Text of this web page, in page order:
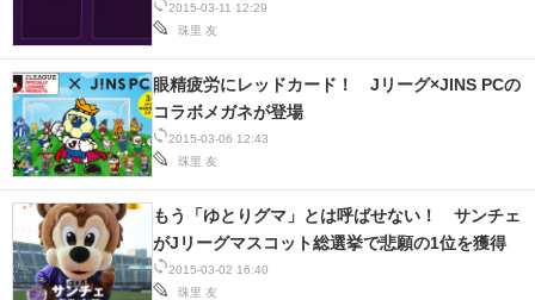
2015-03-11 12:29
珠里 友
2015-03-06 12:43
珠里 友
眼精疲労にレッドカード！ Jリーグ×JINS PCの
コラボメガネが登場
2015-03-02 16:40
珠里 友
もう「ゆとりグマ」とは呼ばせない！ サンチェ
がJリーグマスコット総選挙で悲願の1位を獲得